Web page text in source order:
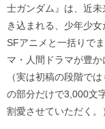
士ガンダム』は、近
き込まれる、少年少女
SFアニメと一括りで
マ・人間ドラマが豊か
（実は初稿の段階で
の部分だけで3,000文
割愛させていただく。